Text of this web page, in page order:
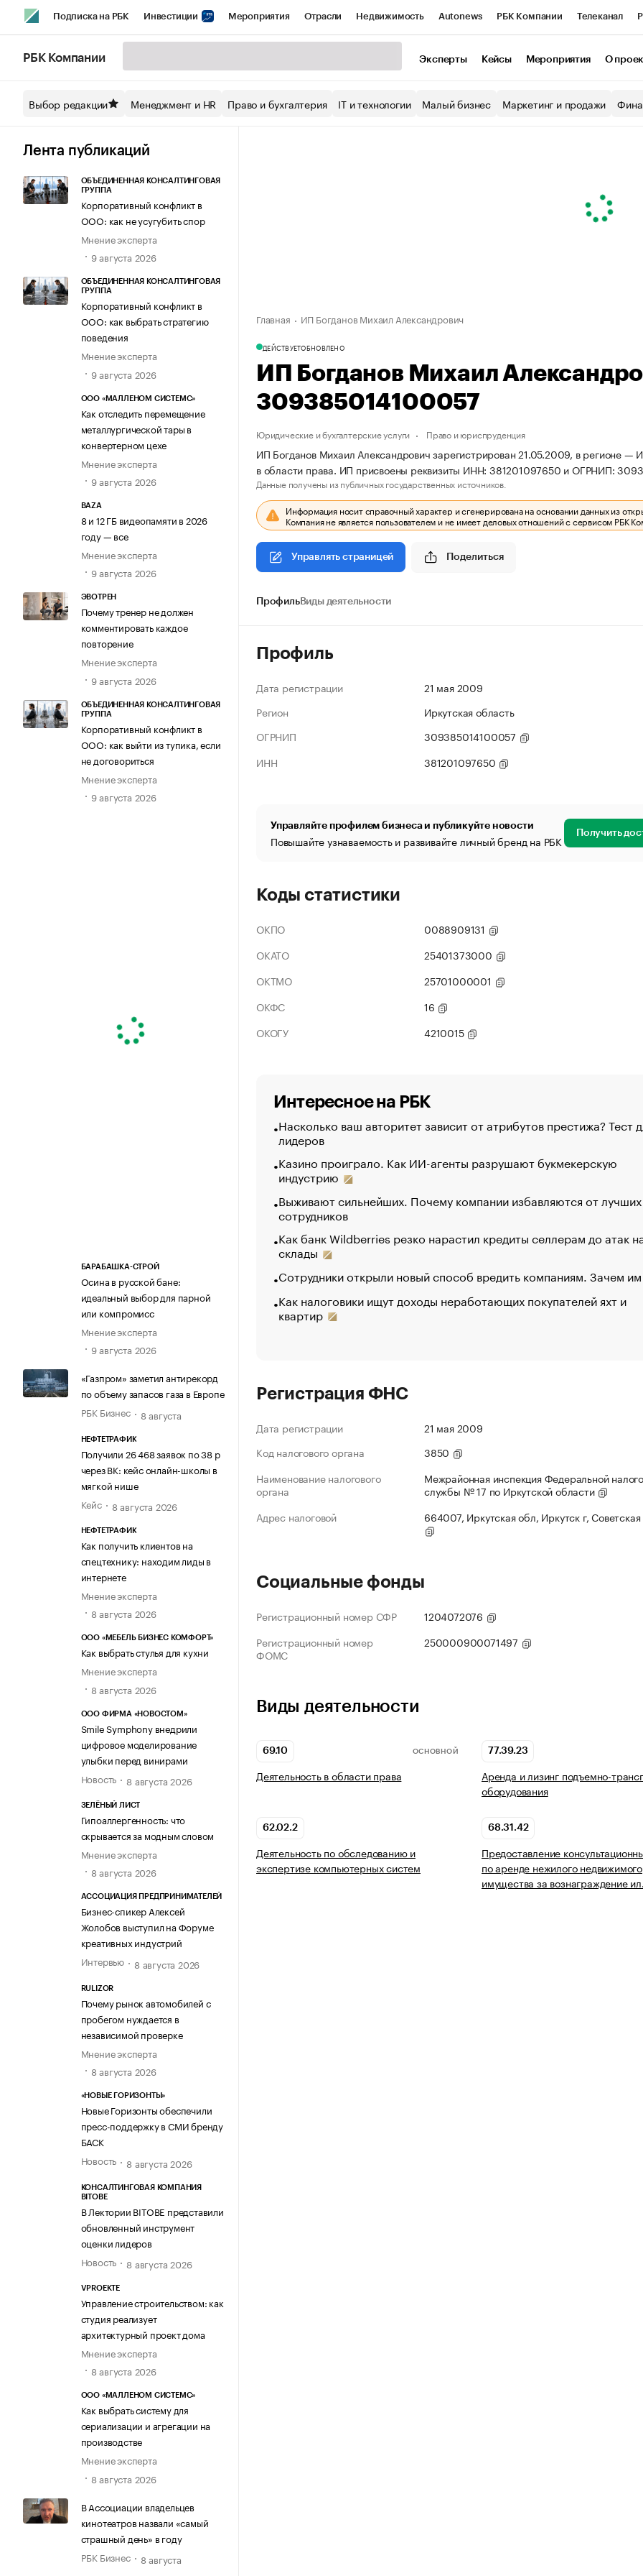
Подписка на РБК Инвестиции Мероприятия Отрасли Недвижимость Autonews РБК Компании Телеканал
Спецпроекты СПб Конференции СПб Спецпроекты Экономика Бизнес
Технологии и медиа
РБК Компании Эксперты Кейсы Мероприятия О
Выбор редакции Менеджмент и HR Право и бухгалтерия IT и технологии Малый бизнес Маркетинг и продажи
Лента публикаций
ОБЪЕДИНЕННАЯ КОНСАЛТИНГОВАЯ
ГРУППА
Корпоративный конфликт в
ООО: как не усугубить спор
Мнение эксперта
9 августа 2026
ОБЪЕДИНЕННАЯ КОНСАЛТИНГОВАЯ
ГРУППА
Корпоративный конфликт в
ООО: как выбрать стратегию
поведения
Мнение эксперта
9 августа 2026
ООО «МАЛЛЕНОМ СИСТЕМС»
Как отследить перемещение
металлургической тары в
конвертерном цехе
Мнение эксперта
9 августа 2026
BAZA
8 и 12 ГБ видеопамяти в 2026
году — все
Мнение эксперта
9 августа 2026
ЭВОТРЕН
Почему тренер не должен
комментировать каждое
повторение
Мнение эксперта
9 августа 2026
ОБЪЕДИНЕННАЯ КОНСАЛТИНГОВАЯ
ГРУППА
Корпоративный конфликт в
ООО: как выйти из тупика, если
не договориться
Мнение эксперта
9 августа 2026
БАРАБАШКА-СТРОЙ
Осина в русской бане:
идеальный выбор для парной
или компромисс
Мнение эксперта
9 августа 2026
«Газпром» заметил антирекорд
по объему запасов газа в Европе
РБК Бизнес
8 августа
НЕФТЕТРАФИК
Получили 26 468 заявок по 38 р
через ВК: кейс онлайн-школы в
мягкой нише
Кейс
8 августа 2026
НЕФТЕТРАФИК
Как получить клиентов на
спецтехнику: находим лиды в
интернете
Мнение эксперта
8 августа 2026
ООО «МЕБЕЛЬ БИЗНЕС КОМФОРТ»
Как выбрать стулья для кухни
Мнение эксперта
8 августа 2026
ООО ФИРМА «НОВОСТОМ»
Smile Symphony внедрили
цифровое моделирование
улыбки перед винирами
Новость
8 августа 2026
ЗЕЛЁНЫЙ ЛИСТ
Гипоаллергенность: что
скрывается за модным словом
Мнение эксперта
8 августа 2026
АССОЦИАЦИЯ ПРЕДПРИНИМАТЕЛЕЙ
Бизнес-спикер Алексей
Жолобов выступил на Форуме
креативных индустрий
Интервью
8 августа 2026
RULIZOR
Почему рынок автомобилей с
пробегом нуждается в
независимой проверке
Мнение эксперта
8 августа 2026
«НОВЫЕ ГОРИЗОНТЫ»
Новые Горизонты обеспечили
пресс-поддержку в СМИ бренду
БАСК
Новость
8 августа 2026
КОНСАЛТИНГОВАЯ КОМПАНИЯ
BITOBE
В Лектории BITOBE представили
обновленный инструмент
оценки лидеров
Новость
8 августа 2026
VPROEKTE
Управление строительством: как
студия реализует
архитектурный проект дома
Мнение эксперта
8 августа 2026
ООО «МАЛЛЕНОМ СИСТЕМС»
Как выбрать систему для
сериализации и агрегации на
производстве
Мнение эксперта
8 августа 2026
В Ассоциации владельцев
кинотеатров назвали «самый
страшный день» в году
РБК Бизнес
8 августа
Главная ИП Богданов Михаил Александрович
ДЕЙСТВУЕТОБНОВЛЕНО
ИП Богданов Михаил
309385014100057
Юридические и бухгалтерские услуги Право и юриспруденция
ИП Богданов Михаил Александрович зарегистрирован 21.05.2009, в регионе —
в области права. ИП присвоены реквизиты ИНН: 381201097650 и ОГРНИП:
Данные получены из публичных государственных источников.
Информация носит справочный характер и сгенерирована на основании данных из
Компания не является пользователем и не имеет деловых отношений с сервисом РБК
Управлять страницей Поделиться
ПрофильВиды деятельности
Профиль
Дата регистрации
21 мая 2009
Регион
Иркутская область
ОГРНИП
309385014100057
ИНН
381201097650
Управляйте профилем бизнеса и публикуйте новости
Повышайте узнаваемость и развивайте личный бренд на РБК Получить
Коды статистики
ОКПО
0088909131
ОКАТО
25401373000
ОКТМО
25701000001
ОКФС
16
ОКОГУ
4210015
Интересное на РБК
Насколько ваш авторитет зависит от атрибутов престижа? Тест
лидеров
Казино проиграло. Как ИИ-агенты разрушают букмекерскую
индустрию
Выживают сильнейших. Почему компании избавляются от лучших
сотрудников
Как банк Wildberries резко нарастил кредиты селлерам до атак
склады
Сотрудники открыли новый способ вредить компаниям. Зачем
Как налоговики ищут доходы неработающих покупателей яхт и
квартир
Регистрация ФНС
Дата регистрации
21 мая 2009
Код налогового органа
3850
Наименование налогового
органа
Межрайонная инспекция Федеральной
службы № 17 по Иркутской области
Адрес налоговой
664007, Иркутская обл, Иркутск г,
Социальные фонды
Регистрационный номер СФР
1204072076
Регистрационный номер
ФОМС
250000900071497
Виды деятельности
69.10 ОСНОВНОЙ
Деятельность в области права
77.39.23
Аренда и лизинг подъемно-
оборудования
62.02.2
Деятельность по обследованию и
экспертизе компьютерных систем
68.31.42
Предоставление
по аренде нежилого недвижимого
имущества за вознаграждение